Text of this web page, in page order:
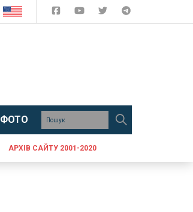
ФОТО
АРХІВ САЙТУ 2001-2020